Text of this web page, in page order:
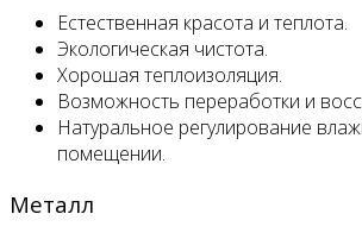
Естественная красота и теплота.
Экологическая чистота.
Хорошая теплоизоляция.
Возможность переработки и
Натуральное регулирование
помещении.
Металл